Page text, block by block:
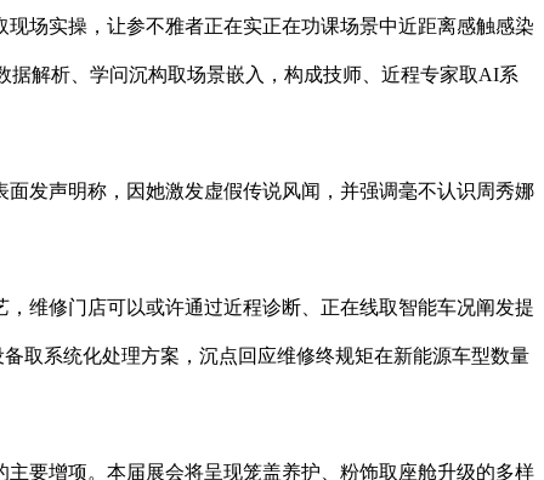
场实操，让参不雅者正在实正在功课场景中近距离感触感染
解析、学问沉构取场景嵌入，构成技师、近程专家取AI系
发声明称，因她激发虚假传说风闻，并强调毫不认识周秀娜
维修门店可以或许通过近程诊断、正在线取智能车况阐发提
取系统化处理方案，沉点回应维修终规矩在新能源车型数量
要增项。本届展会将呈现笼盖养护、粉饰取座舱升级的多样